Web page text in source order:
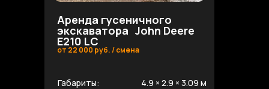
Аренда гусеничного
экскаватора John Deere
E210 LC
от 22 000 руб. / смена
Габариты:
4.9 × 2.9 × 3.09 м